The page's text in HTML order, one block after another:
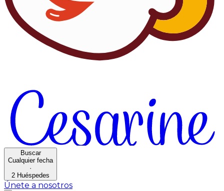
Buscar
Cualquier fecha
·
2 Huéspedes
Únete a nosotros